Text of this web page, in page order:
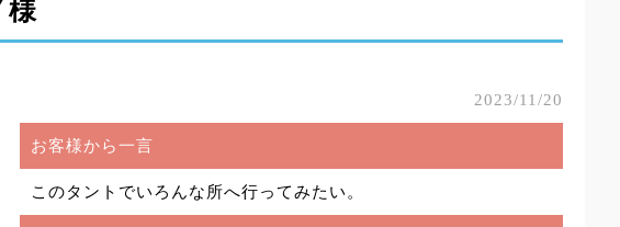
様
2023/11/20
お客様から一言
このタントでいろんな所へ行ってみたい。